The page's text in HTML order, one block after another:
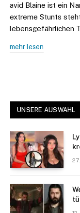
avid Blaine ist ein
extreme Stunts
lebensgefährlichen
mehr lesen
UNSERE AUSWAHL